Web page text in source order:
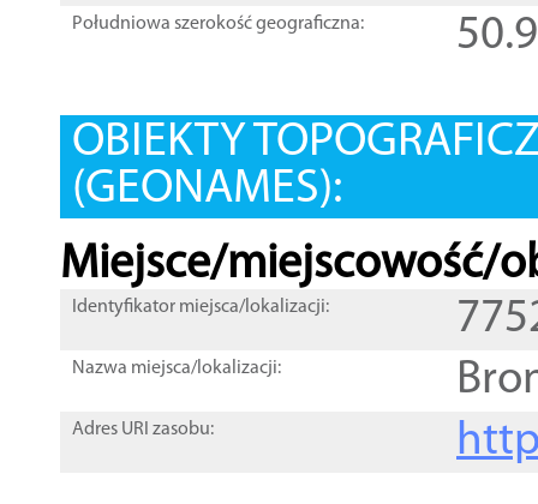
Południowa szerokość geograficzna:
OBIEKTY
(GEONAMES):
Miejsce/miejscowość/
Identyfikator miejsca/lokalizacji:
Nazwa miejsca/lokalizacji:
Adres URI zasobu: